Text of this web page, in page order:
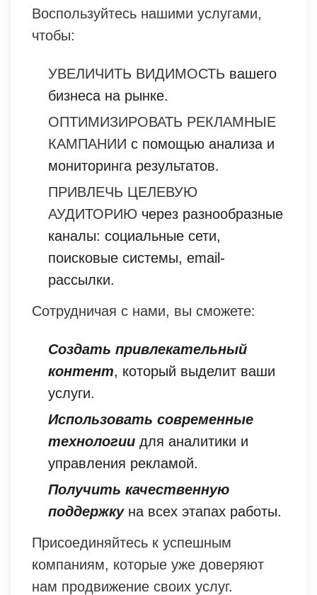
Воспользуйтесь нашими услугами,
чтобы:
УВЕЛИЧИТЬ ВИДИМОСТЬ вашего
бизнеса на рынке.
ОПТИМИЗИРОВАТЬ РЕКЛАМНЫЕ
КАМПАНИИ с помощью анализа и
мониторинга результатов.
ПРИВЛЕЧЬ ЦЕЛЕВУЮ
АУДИТОРИЮ через разнообразные
каналы: социальные сети,
поисковые системы, email-
рассылки.
Сотрудничая с нами, вы сможете:
Создать привлекательный
контент, который выделит ваши
услуги.
Использовать современные
технологии для аналитики и
управления рекламой.
Получить качественную
поддержкуна всех этапах работы.
Присоединяйтесь к успешным
компаниям, которые уже доверяют
нам продвижение своих услуг.